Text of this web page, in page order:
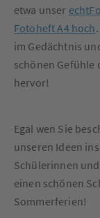
etwa unser
Fotoheft A4 hoch
im Gedächtnis
schönen Gefühle
hervor!
Egal wen Sie
unseren Ideen
Schülerinnen
einen schönen
Sommerferien!